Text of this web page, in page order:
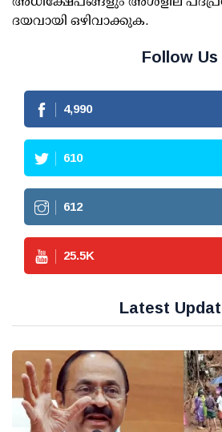
ദയവായി ഒഴിവാക്കുക.
Follow Us
4,990
610
612
25.5K
Latest